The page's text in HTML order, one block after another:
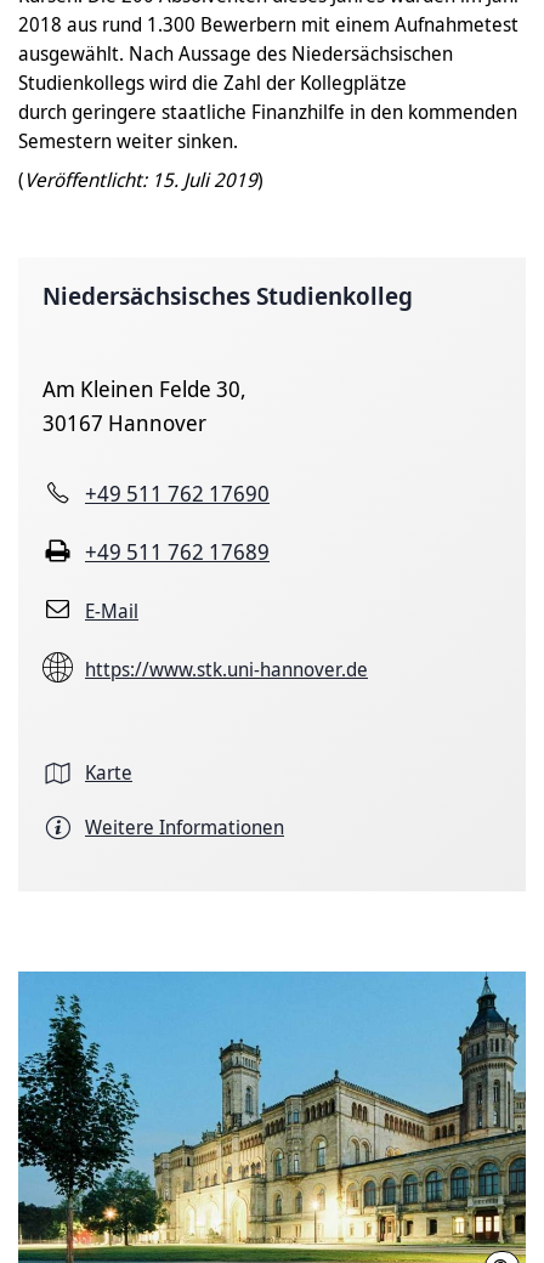
2018 aus rund 1.300 Bewerbern mit einem Aufnahmetest
ausgewählt. Nach Aussage des Niedersächsischen
Studienkollegs wird die Zahl der Kollegplätze
durch geringere staatliche Finanzhilfe in den kommenden
Semestern weiter sinken.
(Veröffentlicht: 15. Juli 2019)
Niedersächsisches Studienkolleg
Am Kleinen Felde 30,
30167 Hannover
+49 511 762 17690
+49 511 762 17689
E-Mail
https://www.stk.uni-hannover.de
Karte
Weitere Informationen